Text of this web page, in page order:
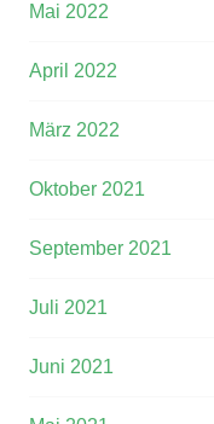
Mai 2022
April 2022
März 2022
Oktober 2021
September 2021
Juli 2021
Juni 2021